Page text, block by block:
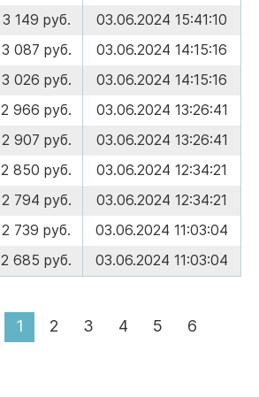
3 149 руб.
03.06.2024 15:41:10
3 087 руб.
03.06.2024 14:15:16
3 026 руб.
03.06.2024 14:15:16
2 966 руб.
03.06.2024 13:26:41
2 907 руб.
03.06.2024 13:26:41
2 850 руб.
03.06.2024 12:34:21
2 794 руб.
03.06.2024 12:34:21
2 739 руб.
03.06.2024 11:03:04
2 685 руб. 03.06.2024 11:03:04
1 2 3 4 5 6